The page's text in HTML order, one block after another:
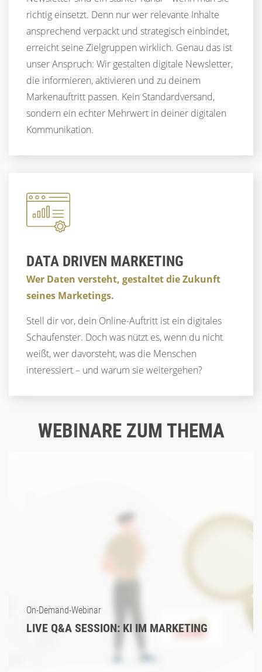
richtig einsetzt. Denn nur wer relevante Inhalte
ansprechend verpackt und strategisch einbindet,
erreicht seine Zielgruppen wirklich. Genau das ist
unser Anspruch: Wir gestalten digitale Newsletter,
die informieren, aktivieren und zu deinem
Markenauftritt passen. Kein Standardversand,
sondern ein echter Mehrwert in deiner digitalen
Kommunikation.
DATA DRIVEN MARKETING
Wer Daten versteht, gestaltet die Zukunft
seines Marketings.
Stell dir vor, dein Online-Auftritt ist ein digitales
Schaufenster. Doch was nützt es, wenn du nicht
weißt, wer davorsteht, was die Menschen
interessiert – und warum sie weitergehen?
WEBINARE ZUM THEMA
On-Demand-Webinar
LIVE Q&A SESSION: KI IM MARKETING